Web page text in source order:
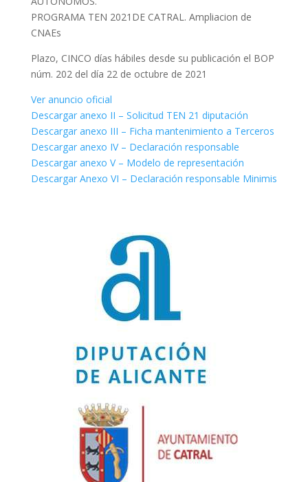
PROGRAMA TEN 2021DE CATRAL. Ampliacion de
CNAEs
Plazo, CINCO días hábiles desde su publicación el BOP
núm. 202 del día 22 de octubre de 2021
Ver anuncio oficial
Descargar anexo II – Solicitud TEN 21 diputación
Descargar anexo III – Ficha mantenimiento a Terceros
Descargar anexo IV – Declaración responsable
Descargar anexo V – Modelo de representación
Descargar Anexo VI – Declaración responsable Minimis